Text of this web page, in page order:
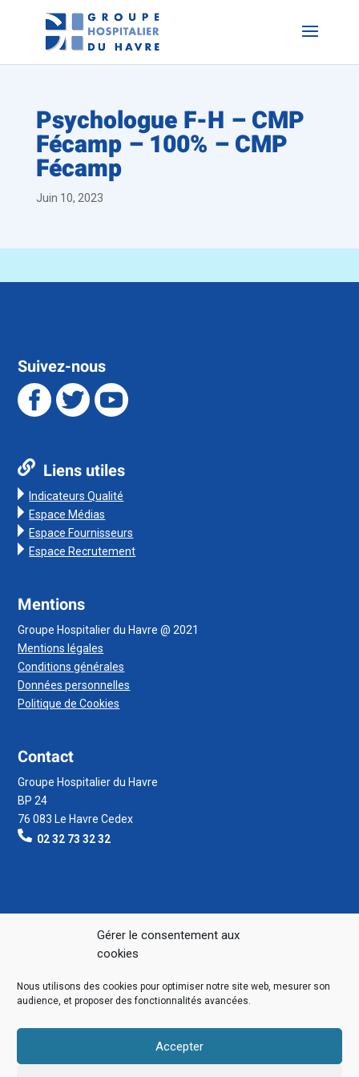
Gérer le consentement aux
cookies
Nous utilisons des cookies pour optimiser notre site web, mesurer son
audience, et proposer des fonctionnalités avancées.
Accepter
Psychologue F-H – CMP
Fécamp – 100% – CMP
Fécamp
Juin 10, 2023
Suivez-nous
Liens utiles
Indicateurs Qualité
Espace Médias
Espace Fournisseurs
Espace Recrutement
Mentions
Groupe Hospitalier du Havre @ 2021
Mentions légales
Conditions générales
Données personnelles
Politique de Cookies
Contact
Groupe Hospitalier du Havre
BP 24
76 083 Le Havre Cedex
02 32 73 32 32